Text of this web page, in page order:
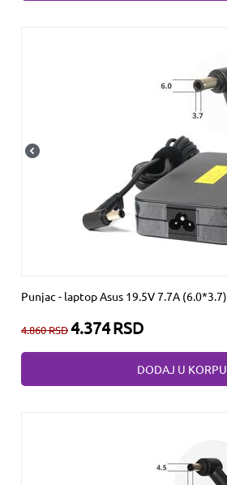
Punjac - laptop Asus 19.5V 7.7A (6.0*3.7)
4.860RSD4.374RSD
DODAJ U KORPU